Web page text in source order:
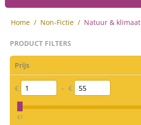
Home / Non-Fictie / Natuur & klimaat
PRODUCT FILTERS
Prijs
€ – €
‎€1